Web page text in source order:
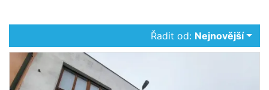
Řadit od: Nejnovější